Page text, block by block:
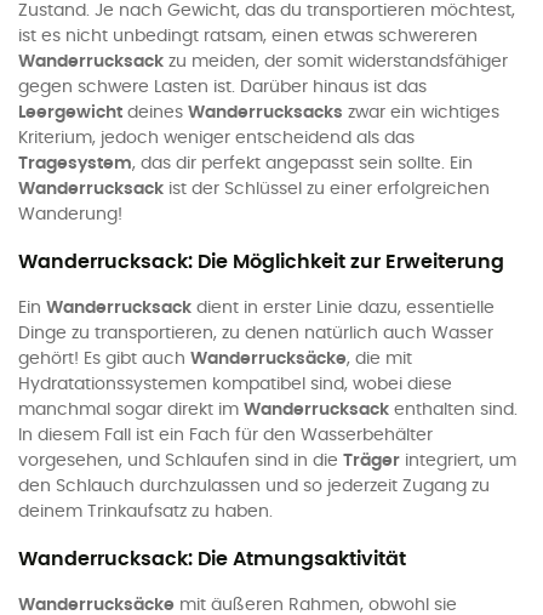
Zustand. Je nach Gewicht, das du transportieren möchtest,
ist es nicht unbedingt ratsam, einen etwas schwereren
Wanderrucksack zu meiden, der somit widerstandsfähiger
gegen schwere Lasten ist. Darüber hinaus ist das
Leergewicht deines Wanderrucksacks zwar ein wichtiges
Kriterium, jedoch weniger entscheidend als das
Tragesystem, das dir perfekt angepasst sein sollte. Ein
Wanderrucksack ist der Schlüssel zu einer erfolgreichen
Wanderung!
Wanderrucksack: Die Möglichkeit zur Erweiterung
Ein Wanderrucksack dient in erster Linie dazu, essentielle
Dinge zu transportieren, zu denen natürlich auch Wasser
gehört! Es gibt auch Wanderrucksäcke, die mit
Hydratationssystemen kompatibel sind, wobei diese
manchmal sogar direkt im Wanderrucksack enthalten sind.
In diesem Fall ist ein Fach für den Wasserbehälter
vorgesehen, und Schlaufen sind in die Träger integriert, um
den Schlauch durchzulassen und so jederzeit Zugang zu
deinem Trinkaufsatz zu haben.
Wanderrucksack: Die Atmungsaktivität
Wanderrucksäcke mit äußeren Rahmen, obwohl sie